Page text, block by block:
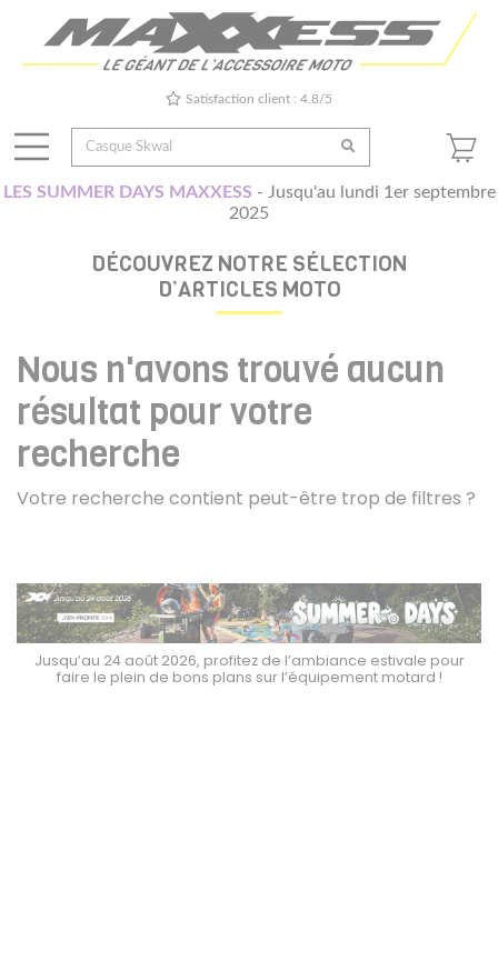
Satisfaction client : 4.8/5
LES SUMMER DAYS MAXXESS - Jusqu'au lundi 1er septembre
2025
DÉCOUVREZ NOTRE SÉLECTION
D’ARTICLES MOTO
Nous n'avons trouvé aucun
résultat pour votre
recherche
Votre recherche contient peut-être trop de filtres ?
Jusqu’au 24 août 2026, profitez de l’ambiance estivale pour
faire le plein de bons plans sur l’équipement motard !